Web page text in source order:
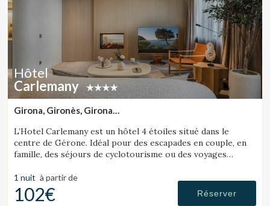
Hôtel
Carlemany
Girona, Gironès, Girona
L’Hotel Carlemany est un hôtel 4 étoiles situé dans le
centre de Gérone. Idéal pour des escapades en couple, en
famille, des séjours de cyclotourisme ou des voyages
1 nuit à partir de
102€ Réserver